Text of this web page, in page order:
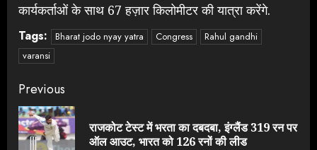
कार्यकर्ताओं के साथ 67 हज़ार किलोमीटर की यात्रा करेंगे.
Tags: Bharat jodo nyay yatra Congress
Rahul gandhi
varansi
Continue
Reading
Previous
राजकोट टेस्ट में भरता का दबदबा, इंग्लैंड 319 रन पर
ऑल आउट, भारत को 126 रनों की लीड